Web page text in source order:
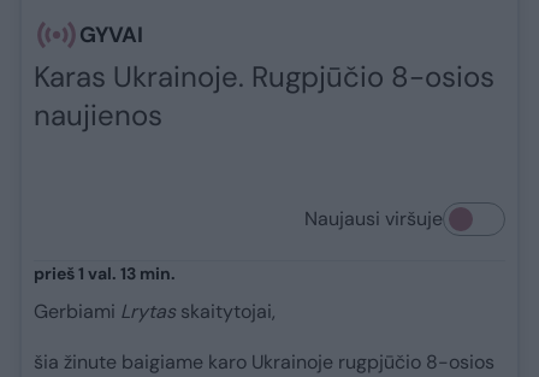
GYVAI
Karas Ukrainoje. Rugpjūčio 8-osios
naujienos
Naujausi viršuje
prieš 1 val. 13 min.
Gerbiami Lrytas skaitytojai,
šia žinute baigiame karo Ukrainoje rugpjūčio 8-osios